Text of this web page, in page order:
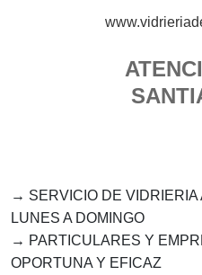
→ SERVICIO DE VIDRIERIA
LUNES A DOMINGO
→ PARTICULARES Y
OPORTUNA Y EFICAZ